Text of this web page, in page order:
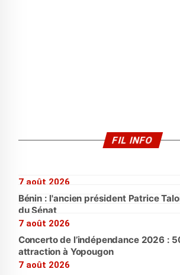
FIL INFO
7 août 2026
Bénin : l'ancien président Patrice
du Sénat
7 août 2026
Concerto de l’indépendance 2026 :
attraction à Yopougon
7 août 2026